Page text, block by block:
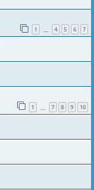
1 4 5 6 7
1 7 8 9 10